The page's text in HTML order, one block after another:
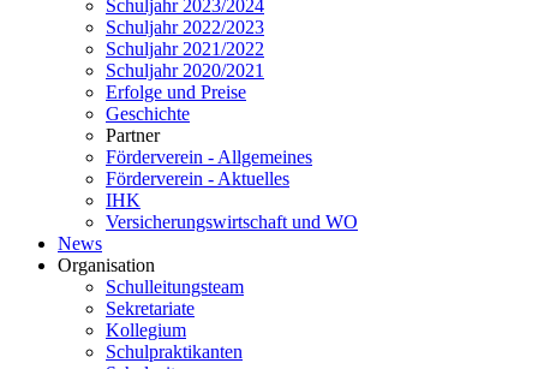
Schuljahr 2023/2024
Schuljahr 2022/2023
Schuljahr 2021/2022
Schuljahr 2020/2021
Erfolge und Preise
Geschichte
Partner
Förderverein - Allgemeines
Förderverein - Aktuelles
IHK
Versicherungswirtschaft und WO
News
Organisation
Schulleitungsteam
Sekretariate
Kollegium
Schulpraktikanten